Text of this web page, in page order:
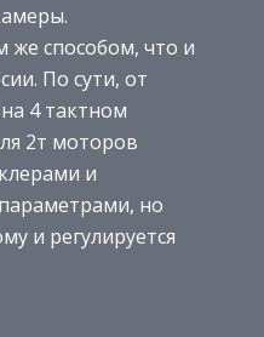
же способом, что и
По сути, от
4 тактном
2т моторов
и
но
и регулируется